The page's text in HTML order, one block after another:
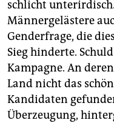
schlicht
Männergelästere
Genderfrage, die
Sieg hinderte.
Kampagne. An
Land nicht das
Kandidaten
Überzeugung,